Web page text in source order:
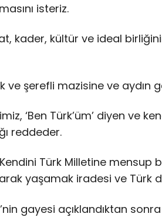
isteriz.
kader, kültür ve ideal
ve şerefli mazisine ve aydın
‘Ben Türk’üm’ diyen ve
reddeder.
Türk Milletine mensup
yaşamak iradesi ve Türk
gayesi açıklandıktan